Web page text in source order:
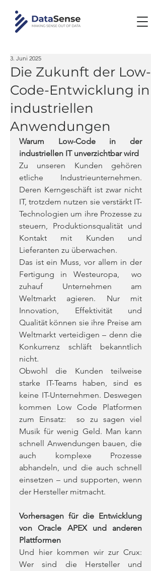
Die Zukunft der Low-
Code-Entwicklung in
industriellen
Anwendungen
3. Juni 2025
Warum Low-Code in der
industriellen IT unverzichtbar wird
Zu unseren Kunden gehören
etliche Industrieunternehmen.
Deren Kerngeschäft ist zwar nicht
IT, trotzdem nutzen sie verstärkt IT-
Technologien um ihre Prozesse zu
steuern, Produktionsqualität und
Kontakt mit Kunden und
Lieferanten zu überwachen.
Das ist ein Muss, vor allem in der
Fertigung in Westeuropa,  wo
zuhauf Unternehmen am
Weltmarkt agieren. Nur mit
Innovation, Effektivität und
Qualität können sie ihre Preise am
Weltmarkt verteidigen – denn die
Konkurrenz schläft bekanntlich
nicht.
Obwohl die Kunden teilweise
starke IT-Teams haben, sind es
keine IT-Unternehmen. Deswegen
kommen Low Code Platformen
zum Einsatz:  so zu sagen viel
Musik für wenig Geld. Man kann
schnell Anwendungen bauen, die
auch komplexe Prozesse
abhandeln, und die auch schnell
einsetzen – und supporten, wenn
der Hersteller mitmacht.
Vorhersagen für die Entwicklung
von Oracle APEX und anderen
Plattformen
Und hier kommen wir zur Crux:
Wer sind die Hersteller und